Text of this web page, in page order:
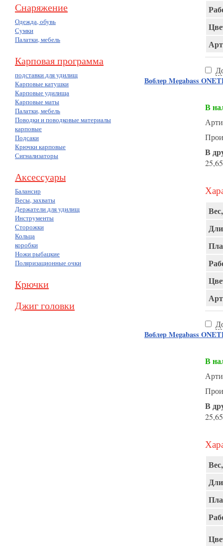
Снаряжение
Одежда, обувь
Сумки
Палатки, мебель
Карповая программа
подставки для удилищ
Карповые катушки
Карповые удилища
Карповые маты
Палатки, мебель
Поводки и поводковые материалы
карповые
Подсаки
Крючки карповые
Сигнализаторы
Аксессуары
Балансир
Весы, захваты
Держатели для удилищ
Инструменты
Сторожки
Кольца
коробки
Ножи рыбацкие
Поляризационные очки
Крючки
Джиг головки
Воблер Megabass
В
В
Воблер Megabass
В
В